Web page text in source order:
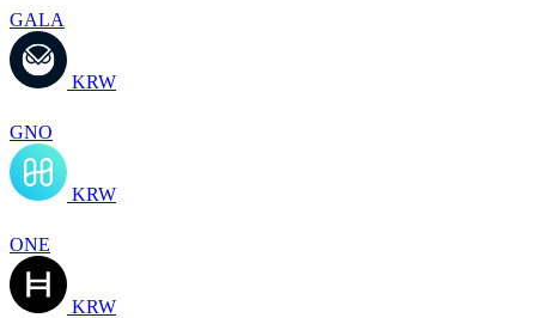
GALA
KRW
GNO
KRW
ONE
KRW